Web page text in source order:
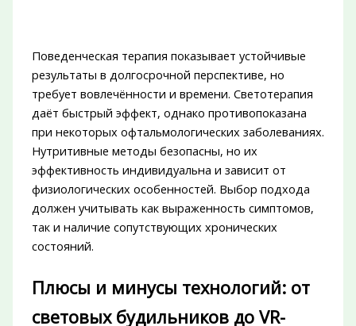
Поведенческая терапия показывает устойчивые
результаты в долгосрочной перспективе, но
требует вовлечённости и времени. Светотерапия
даёт быстрый эффект, однако противопоказана
при некоторых офтальмологических заболеваниях.
Нутритивные методы безопасны, но их
эффективность индивидуальна и зависит от
физиологических особенностей. Выбор подхода
должен учитывать как выраженность симптомов,
так и наличие сопутствующих хронических
состояний.
Плюсы и минусы технологий: от
световых будильников до VR-